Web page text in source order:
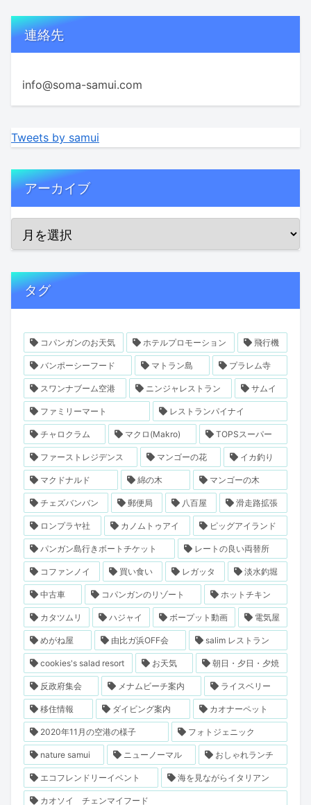
連絡先
info@soma-samui.com
Tweets by samui
アーカイブ
タグ
コパンガンのお天気 ホテルプロモーション 飛行機
バンポーシーフード マトラン島 プラレム寺
スワンナブーム空港 ニンジャレストラン サムイ
ファミリーマート レストランパイナイ
チャロクラム マクロ(Makro) TOPSスーパー
ファーストレジデンス マンゴーの花 イカ釣り
マクドナルド 綿の木 マンゴーの木
チェズバンバン 郵便局 八百屋 滑走路拡張
ロンプラヤ社 カノムトゥアイ ピッグアイランド
パンガン島行きボートチケット レートの良い両替所
コファンノイ 買い食い レガッタ 淡水釣堀
中古車 コパンガンのリゾート ホットチキン
カタツムリ ハジャイ ボープット動画 電気屋
めがね屋 由比ガ浜OFF会 salim レストラン
cookies's salad resort お天気 朝日・夕日・夕焼
反政府集会 メナムビーチ案内 ライスベリー
移住情報 ダイビング案内 カオナーペット
2020年11月の空港の様子 フォトジェニック
nature samui ニューノーマル おしゃれランチ
エコフレンドリーイベント 海を見ながらイタリアン
カオソイ チェンマイフード